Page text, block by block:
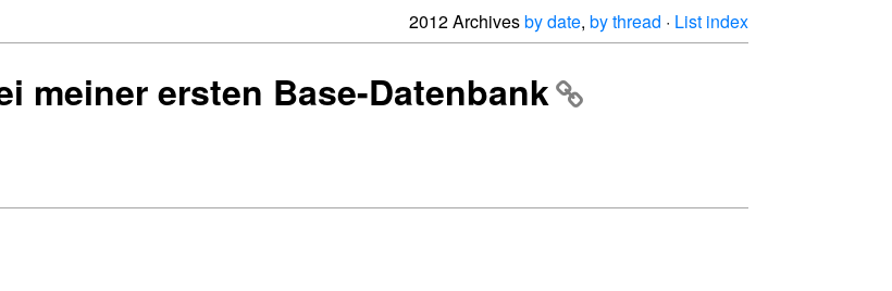
2012 Archivesby date, by thread · List index
meiner ersten Base-Datenbank